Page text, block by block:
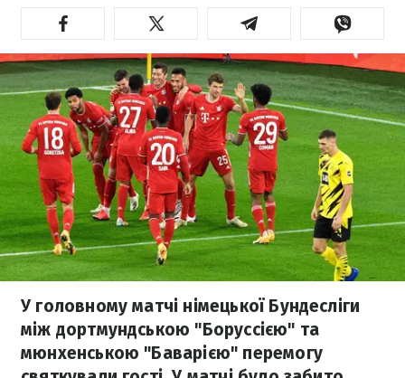
У головному матчі німецької Бундесліги
між дортмундською "Боруссією" та
мюнхенською "Баварією" перемогу